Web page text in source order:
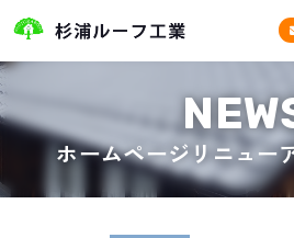
ホームページリニュー